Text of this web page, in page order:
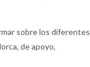
sobre los diferentes
de apoyo,